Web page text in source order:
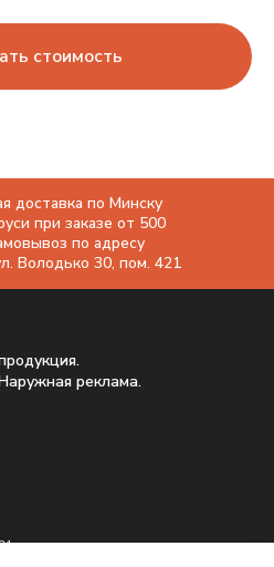
стоимость
доставка по Минску
при заказе от 500
по адресу
Володько 30, пом. 421
реклама.